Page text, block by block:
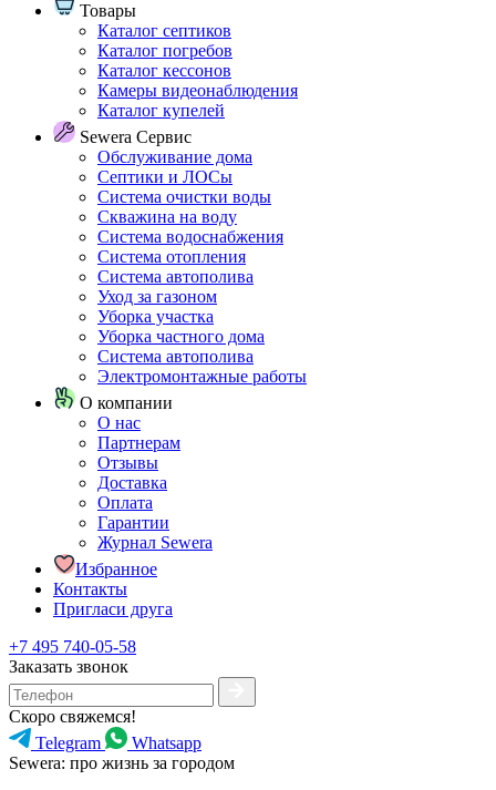
Товары
Каталог септиков
Каталог погребов
Каталог кессонов
Камеры видеонаблюдения
Каталог купелей
Sewera Сервис
Обслуживание дома
Септики и ЛОСы
Система очистки воды
Скважина на воду
Система водоснабжения
Система отопления
Система автополива
Уход за газоном
Уборка участка
Уборка частного дома
Система автополива
Электромонтажные работы
О компании
О нас
Партнерам
Отзывы
Доставка
Оплата
Гарантии
Журнал Sewera
Избранное
Контакты
Пригласи друга
+7 495 740-05-58
Заказать звонок
Скоро свяжемся!
Telegram
Whatsapp
Sewera: про жизнь за городом